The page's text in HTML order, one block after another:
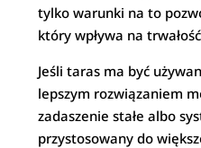
tylko warunki na to
który wpływa na
Jeśli taras ma być
lepszym rozwiązaniem
zadaszenie stałe albo
przystosowany do